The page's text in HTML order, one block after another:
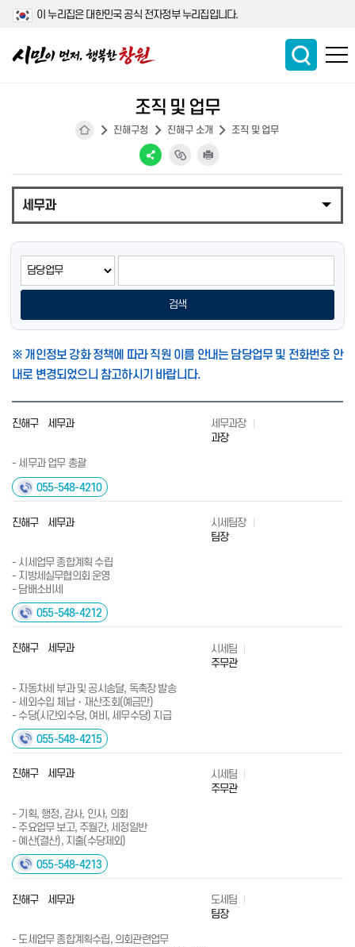
이 누리집은 대한민국 공식 전자정부 누리집입니다.
진해구청 진해구 소개 조직 및 업무
조직 및 업무
세무과
검색
※ 개인정보 강화 정책에 따라 직원 이름 안내는 담당업무 및 전화번호 안
내로 변경되었으니 참고하시기 바랍니다.
진해구 세무과
세무과장
과장
- 세무과 업무 총괄
055-548-4210
진해구 세무과
시세팀장
팀장
- 시세업무 종합계획 수립
- 지방세실무협의회 운영
- 담배소비세
055-548-4212
진해구 세무과
시세팀
주무관
- 자동차세 부과 및 공시송달, 독촉장 발송
- 세외수입 체납・재산조회(예금만)
- 수당(시간외수당, 여비, 세무수당) 지급
055-548-4215
진해구 세무과
시세팀
주무관
- 기획, 행정, 감사, 인사, 의회
- 주요업무 보고, 주월간, 세정일반
- 예산(결산), 지출(수당제외)
055-548-4213
진해구 세무과
도세팀
팀장
- 도세업무 종합계획수립, 의회관련업무